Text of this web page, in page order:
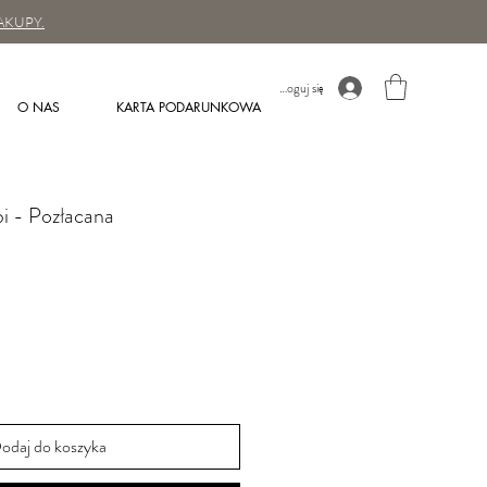
O NAS KARTA PODARUNKOWA
Zaloguj się
- Pozłacana
do koszyka